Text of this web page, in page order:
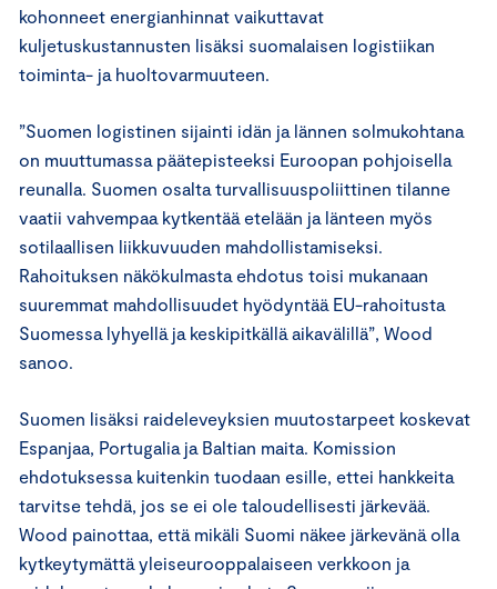
kohonneet energianhinnat vaikuttavat
kuljetuskustannusten lisäksi suomalaisen logistiikan
toiminta- ja huoltovarmuuteen.
”Suomen logistinen sijainti idän ja lännen solmukohtana
on muuttumassa päätepisteeksi Euroopan pohjoisella
reunalla. Suomen osalta turvallisuuspoliittinen tilanne
vaatii vahvempaa kytkentää etelään ja länteen myös
sotilaallisen liikkuvuuden mahdollistamiseksi.
Rahoituksen näkökulmasta ehdotus toisi mukanaan
suuremmat mahdollisuudet hyödyntää EU-rahoitusta
Suomessa lyhyellä ja keskipitkällä aikavälillä”, Wood
sanoo.
Suomen lisäksi raideleveyksien muutostarpeet koskevat
Espanjaa, Portugalia ja Baltian maita. Komission
ehdotuksessa kuitenkin tuodaan esille, ettei hankkeita
tarvitse tehdä, jos se ei ole taloudellisesti järkevää.
Wood painottaa, että mikäli Suomi näkee järkevänä olla
kytkeytymättä yleiseurooppalaiseen verkkoon ja